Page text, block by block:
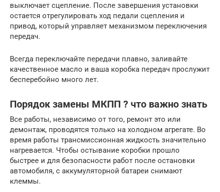
выключает сцепление. После завершения установки
остается отрегулировать ход педали сцепления и
привод, который управляет механизмом переключения
передач.
Всегда переключайте передачи плавно, заливайте
качественное масло и ваша коробка передач прослужит
бесперебойно много лет.
Порядок замены МКПП ? что важно знать
Все работы, независимо от того, ремонт это или
демонтаж, проводятся только на холодном агрегате. Во
время работы трансмиссионная жидкость значительно
нагревается. Чтобы остывание коробки прошло
быстрее и для безопасности работ после остановки
автомобиля, с аккумуляторной батареи снимают
клеммы.